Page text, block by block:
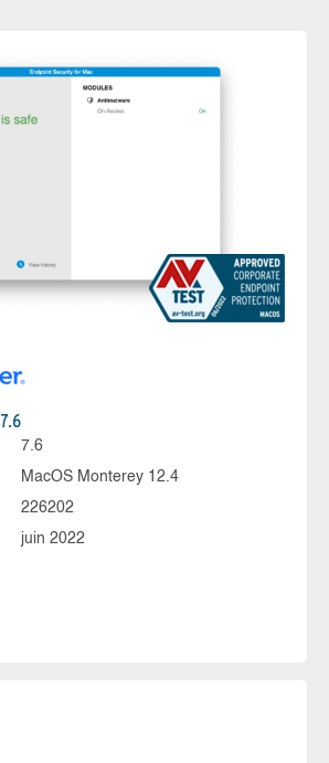
7.6
MacOS Monterey 12.4
226202
juin 2022